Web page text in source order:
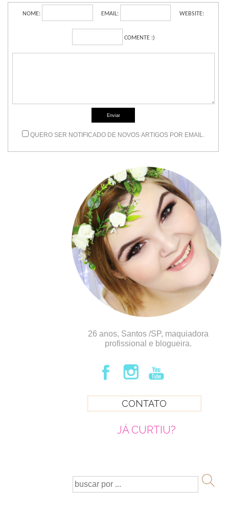
NOME: EMAIL: WEBSITE:
COMENTE :)
QUERO SER NOTIFICADO DE NOVOS ARTIGOS POR EMAIL.
26 anos, Santos /SP, maquiadora
profissional e blogueira.
CONTATO
JÁ CURTIU?